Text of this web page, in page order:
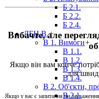
Б 2.1.
Б 2.2.
Б 2.4.
ДБН В.+
В 1. Вимоги+
В 1.1.
В 1.2.
В 1.3.
В 1.4.
В 2. Об'єкти,
В 2.1.
Вибачте, але
Якщо він вам конче
для
Якщо у вас є запитання чи